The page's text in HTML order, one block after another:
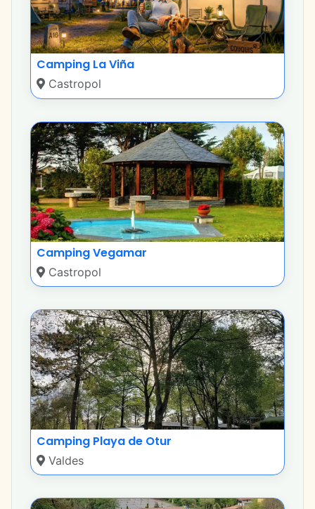
Camping La Viña
Castropol
Camping Vegamar
Castropol
Camping Playa de Otur
Valdes